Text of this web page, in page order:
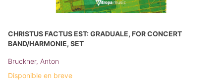
CHRISTUS FACTUS EST: GRADUALE, FOR CONCERT
BAND/HARMONIE, SET
Bruckner, Anton
Disponible en breve